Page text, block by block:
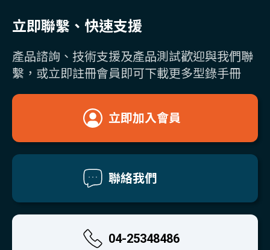
立即聯繫、快速支援
產品諮詢、技術支援及產品測試歡迎與我們聯
繫，或立即註冊會員即可下載更多型錄手冊
立即加入會員
聯絡我們
04-25348486